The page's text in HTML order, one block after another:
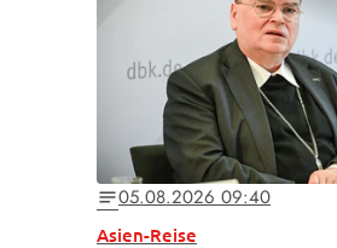
notes05.08.2026 09:40
Asien-Reise